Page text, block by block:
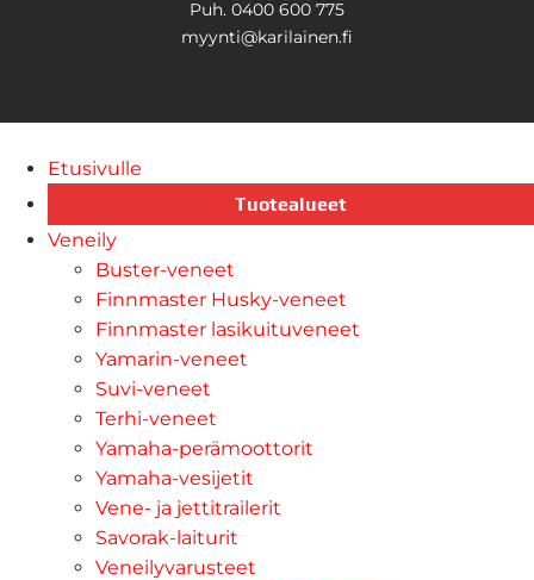
Puh. 0400 600 775
myynti@karilainen.fi
Etusivulle
Tuotealueet
Veneily
Buster-veneet
Finnmaster Husky-veneet
Finnmaster lasikuituveneet
Yamarin-veneet
Suvi-veneet
Terhi-veneet
Yamaha-perämoottorit
Yamaha-vesijetit
Vene- ja jettitrailerit
Savorak-laiturit
Veneilyvarusteet